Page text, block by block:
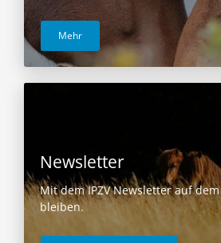
Mehr
Newsletter
Mit dem IPZV Newsletter auf
bleiben.